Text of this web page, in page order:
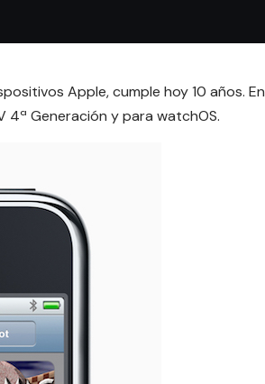
Apple, cumple hoy 10 años. En
Generación y para watchOS.